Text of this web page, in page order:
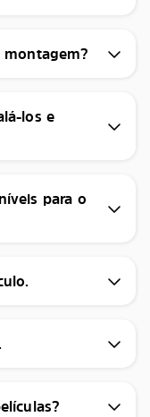
los e
para o